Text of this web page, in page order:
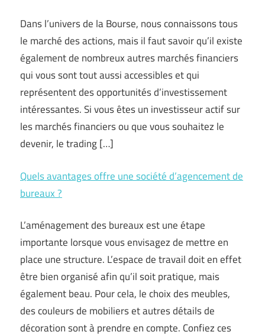
Dans l’univers de la Bourse, nous connaissons tous
le marché des actions, mais il faut savoir qu’il existe
également de nombreux autres marchés financiers
qui vous sont tout aussi accessibles et qui
représentent des opportunités d’investissement
intéressantes. Si vous êtes un investisseur actif sur
les marchés financiers ou que vous souhaitez le
devenir, le trading […]
Quels avantages offre une société d’agencement de
bureaux ?
L’aménagement des bureaux est une étape
importante lorsque vous envisagez de mettre en
place une structure. L’espace de travail doit en effet
être bien organisé afin qu’il soit pratique, mais
également beau. Pour cela, le choix des meubles,
des couleurs de mobiliers et autres détails de
décoration sont à prendre en compte. Confiez ces